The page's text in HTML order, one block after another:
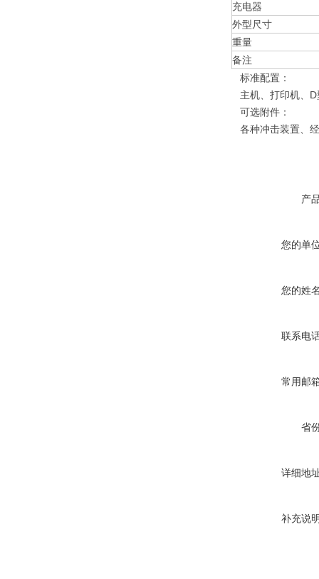
充电器
外型尺寸
重量
备注
标准配置：
主机、打印机、D
可选附件：
各种冲击装置、
产
您的单
您的姓
联系电
常用邮
省
详细地
补充说